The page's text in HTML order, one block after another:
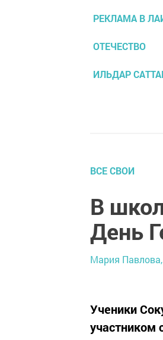
РЕКЛАМА В
ОТЕЧЕСТВО
ИЛЬДАР
ВСЕ СВОИ
В
День
Мария Павлова,
Ученики
участником